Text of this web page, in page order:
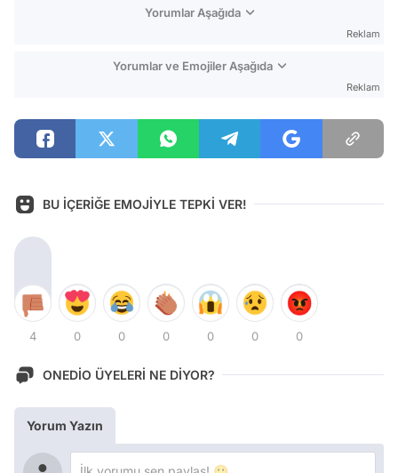
Yorumlar Aşağıda
Reklam
Yorumlar ve Emojiler Aşağıda
Reklam
BU İÇERİĞE EMOJİYLE TEPKİ VER!
4 0 0 0 0 0 0
ONEDİO ÜYELERİ NE DİYOR?
Yorum Yazın